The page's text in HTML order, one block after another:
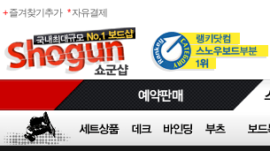
+ 즐겨찾기추가 * 자유결제